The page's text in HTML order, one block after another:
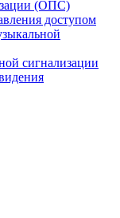
(ОПС)
доступом
сигнализации